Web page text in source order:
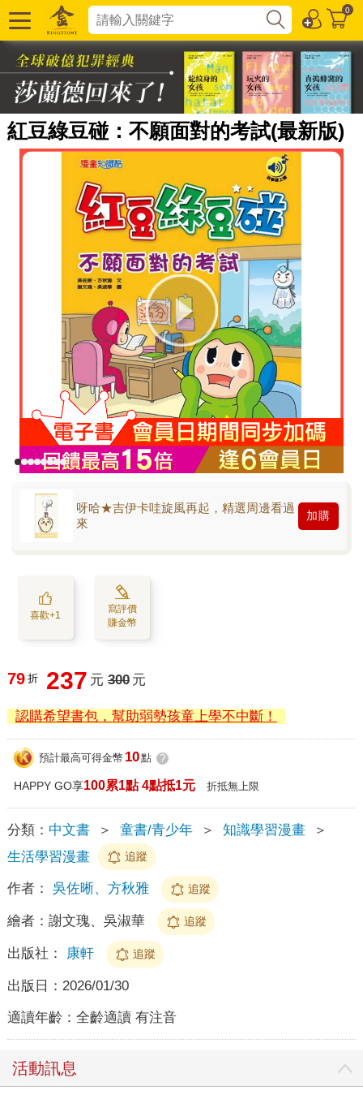
0
紅豆綠豆碰：不願面對的考試(最新版)
呀哈★吉伊卡哇旋風再起，精選周邊看過
來
加購
喜歡+1
寫評價
賺金幣
79 折 237 元 300 元
認購希望書包，幫助弱勢孩童上學不中斷！
預計最高可得金幣 10點 ?
HAPPY GO享100累1點 4點抵1元 折抵無上限
分類： 中文書 ＞ 童書/青少年 ＞ 知識學習漫畫
＞
生活學習漫畫
追蹤
作者： 吳佐晰、方秋雅 追蹤
繪者： 謝文瑰、吳淑華 追蹤
出版社： 康軒 追蹤
出版日： 2026/01/30
適讀年齡： 全齡適讀 有注音
活動訊息